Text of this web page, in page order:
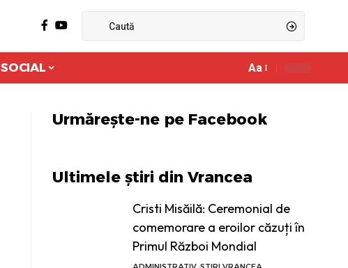
SOCIAL
Ajustor
font
Aa
Urmărește-ne pe Facebook
Ultimele știri din Vrancea
Cristi Misăilă: Ceremonial de
comemorare a eroilor căzuți în
Primul Război Mondial